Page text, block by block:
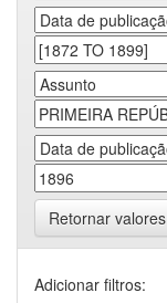
Retornar valores
Adicionar filtros: